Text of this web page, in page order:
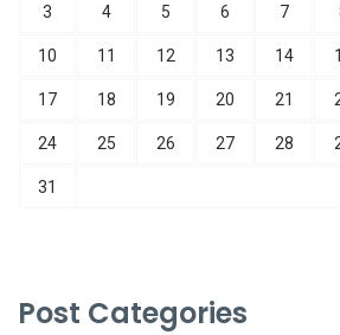
3 4 5 6 7
10 11 12 13 14
17 18 19 20 21
24 25 26 27 28
31
Post Categories